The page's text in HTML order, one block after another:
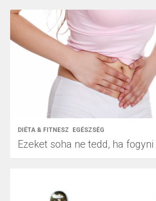
DIÉTA & FITNESZ EGÉSZSÉG
Ezeket soha ne tedd, ha fogyni